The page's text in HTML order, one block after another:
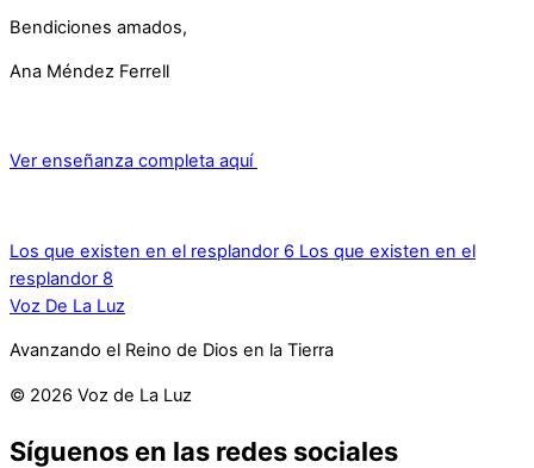
Bendiciones amados,
Ana Méndez Ferrell
Ver enseñanza completa aquí
Los que existen en el resplandor 6 Los que existen en el
resplandor 8
Voz De La Luz
Avanzando el Reino de Dios en la Tierra
© 2026 Voz de La Luz
Síguenos en las redes sociales